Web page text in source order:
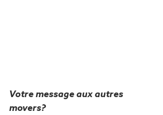
Votre message aux autres
movers?